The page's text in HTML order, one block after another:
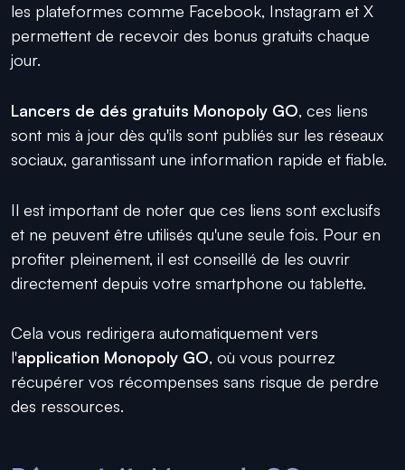
les plateformes comme Facebook, Instagram et X
permettent de recevoir des bonus gratuits chaque
jour.
Lancers de dés gratuits Monopoly GO, ces liens
sont mis à jour dès qu'ils sont publiés sur les réseaux
sociaux, garantissant une information rapide et fiable.
Il est important de noter que ces liens sont exclusifs
et ne peuvent être utilisés qu'une seule fois. Pour en
profiter pleinement, il est conseillé de les ouvrir
directement depuis votre smartphone ou tablette.
Cela vous redirigera automatiquement vers
l'application Monopoly GO, où vous pourrez
récupérer vos récompenses sans risque de perdre
des ressources.